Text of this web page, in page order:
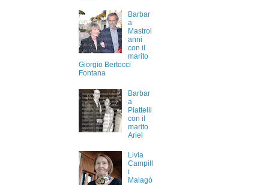
Barbar
a
Mastroi
anni
con il
marito
Giorgio Bertocci
Fontana
Barbar
a
Piattelli
con il
marito
Ariel
Livia
Campill
i
Malagò